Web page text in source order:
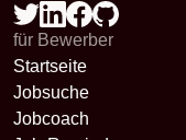
für Bewerber
Startseite
Jobsuche
Jobcoach